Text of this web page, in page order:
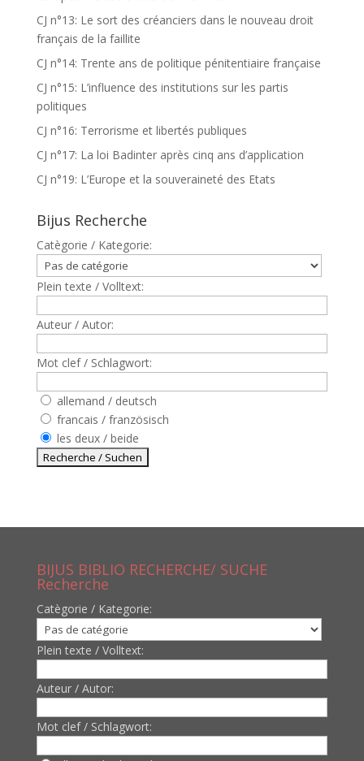
CJ n°13: Le sort des créanciers dans le nouveau droit
français de la faillite
CJ n°14: Trente ans de politique pénitentiaire française
CJ n°15: L’influence des institutions sur les partis
politiques
CJ n°16: Terrorisme et libertés publiques
CJ n°17: La loi Badinter après cinq ans d’application
CJ n°19: L’Europe et la souveraineté des Etats
Bijus Recherche
Catègorie / Kategorie:
Plein texte / Volltext:
Auteur / Autor:
Mot clef / Schlagwort:
allemand / deutsch
francais / französisch
les deux / beide
BIJUS BIBLIO RECHERCHE/ SUCHE
Recherche
Catègorie / Kategorie:
Plein texte / Volltext:
Auteur / Autor:
Mot clef / Schlagwort: